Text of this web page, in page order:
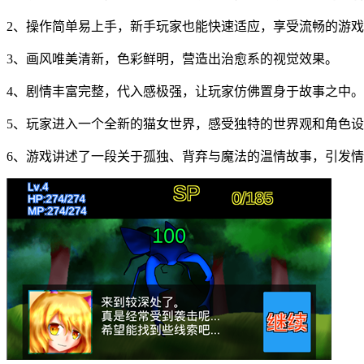
2、操作简单易上手，新手玩家也能快速适应，享受流畅的游戏
3、画风唯美清新，色彩鲜明，营造出治愈系的视觉效果。
4、剧情丰富完整，代入感极强，让玩家仿佛置身于故事之中。
5、玩家进入一个全新的猫女世界，感受独特的世界观和角色设
6、游戏讲述了一段关于孤独、背弃与魔法的温情故事，引发情